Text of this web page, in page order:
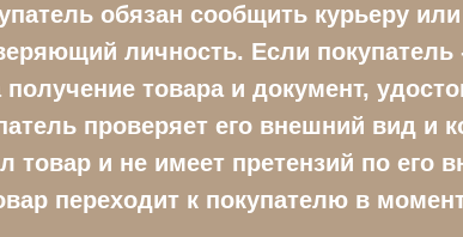
обязан сообщить курьеру
личность. Если
товара и документ,
проверяет его внешний вид и
товар и не имеет претензий по его
переходит к покупателю в